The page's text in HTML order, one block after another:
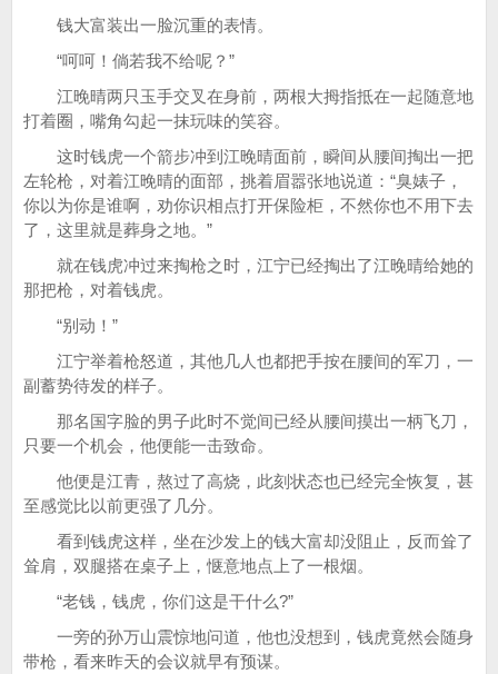
钱大富装出一脸沉重的表情。
“呵呵！倘若我不给呢？”
江晚晴两只玉手交叉在身前，两根大拇指抵在一起随意地
打着圈，嘴角勾起一抹玩味的笑容。
这时钱虎一个箭步冲到江晚晴面前，瞬间从腰间掏出一把
左轮枪，对着江晚晴的面部，挑着眉嚣张地说道：“臭婊子，
你以为你是谁啊，劝你识相点打开保险柜，不然你也不用下去
了，这里就是葬身之地。”
就在钱虎冲过来掏枪之时，江宁已经掏出了江晚晴给她的
那把枪，对着钱虎。
“别动！”
江宁举着枪怒道，其他几人也都把手按在腰间的军刀，一
副蓄势待发的样子。
那名国字脸的男子此时不觉间已经从腰间摸出一柄飞刀，
只要一个机会，他便能一击致命。
他便是江青，熬过了高烧，此刻状态也已经完全恢复，甚
至感觉比以前更强了几分。
看到钱虎这样，坐在沙发上的钱大富却没阻止，反而耸了
耸肩，双腿搭在桌子上，惬意地点上了一根烟。
“老钱，钱虎，你们这是干什么?”
一旁的孙万山震惊地问道，他也没想到，钱虎竟然会随身
带枪，看来昨天的会议就早有预谋。